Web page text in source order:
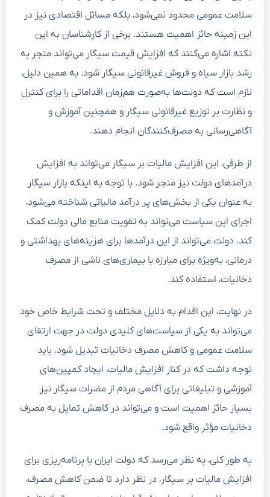
سلامت عمومی محدود نمی‌شود، بلکه مسائل اقتصادی نیز در
این زمینه حائز اهمیت هستند. برخی از کارشناسان به این
نکته اشاره می‌کنند که افزایش قیمت سیگار می‌تواند منجر به
رشد بازار سیاه و فروش غیرقانونی سیگار شود. به همین دلیل،
لازم است که دولت‌ها به‌صورت هم‌زمان اقداماتی را برای کنترل
و نظارت بر توزیع غیرقانونی سیگار و همچنین آموزش و
آگاهی‌رسانی به مصرف‌کنندگان انجام دهند.
از طرفی، این افزایش مالیات بر سیگار می‌تواند به افزایش
درآمدهای دولت نیز منجر شود. با توجه به اینکه بازار سیگار
به عنوان یکی از بخش‌های پر درآمد مالیاتی شناخته می‌شود،
اجرای این سیاست می‌تواند به تقویت منابع مالی دولت کمک
کند. دولت می‌تواند از این درآمدها برای هزینه‌های بهداشتی و
درمانی، به‌ویژه برای مبارزه با بیماری‌های ناشی از مصرف
دخانیات، استفاده کند.
در نهایت، این اقدام به دلایل مختلف و تحت شرایط خاص خود
می‌تواند به یکی از سیاست‌های کلیدی دولت در جهت ارتقای
سلامت عمومی و کاهش مصرف دخانیات تبدیل شود. باید
توجه داشت که در کنار افزایش مالیات، ایجاد کمپین‌های
آموزشی و تبلیغاتی برای آگاهی مردم از مضرات سیگار نیز
بسیار حائز اهمیت است و می‌تواند در کاهش تمایل به مصرف
دخانیات مؤثر واقع شود.
به طور کلی، به نظر می‌رسد که دولت ایران با برنامه‌ریزی برای
افزایش مالیات بر سیگار، در نظر دارد تا ضمن کاهش مصرف،